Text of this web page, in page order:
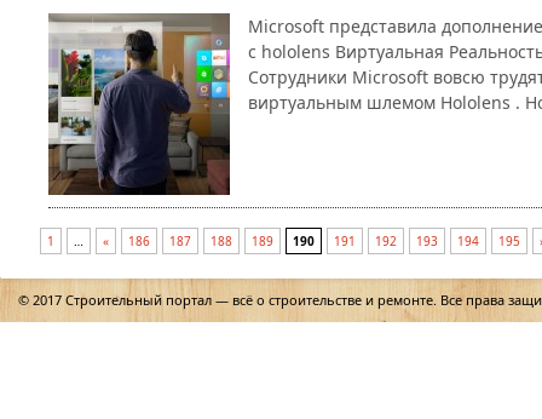
Microsoft представила
с hololens Виртуальная
Сотрудники Microsoft вовсю
виртуальным шлемом Hololens .
1 … « 186 187 188 189 190 191 192 193 194 195
© 2017 Строительный портал — всё о строительстве и ремонте. Все права